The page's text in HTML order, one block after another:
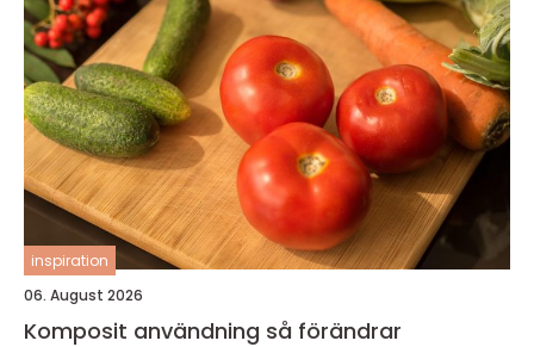
inspiration
06. August 2026
Komposit användning så förändrar